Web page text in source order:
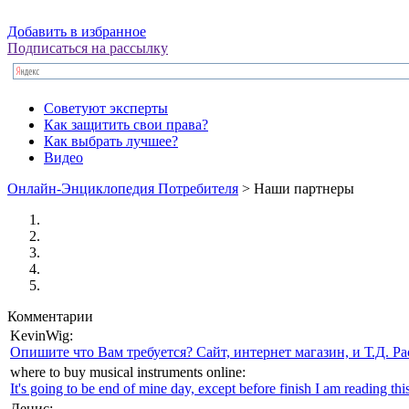
Добавить в избранное
Подписаться на рассылку
Советуют эксперты
Как защитить свои права?
Как выбрать лучшее?
Видео
Онлайн-Энциклопедия Потребителя > Наши партнеры
Комментарии
KevinWig:
Опишите что Вам требуется? Сайт, интернет магазин, и Т.Д.
where to buy musical instruments online:
It's going to be end of mine day, except before finish I am reading